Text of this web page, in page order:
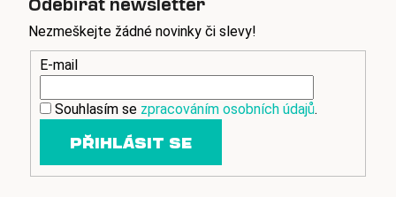
k
y
v
ý
p
i
Nezmeškejte žádné novinky či slevy!
E-mail
Souhlasím se zpracováním osobních údajů.
PŘIHLÁSIT SE